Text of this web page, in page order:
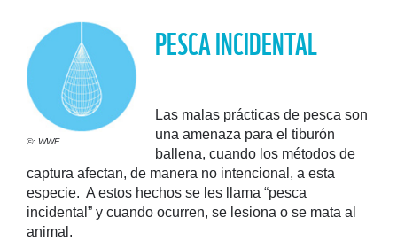
©: WWF
PESCA INCIDENTAL
Las malas prácticas de pesca son
una amenaza para el tiburón
ballena, cuando los métodos de
captura afectan, de manera no intencional, a esta
especie. A estos hechos se les llama “pesca
incidental” y cuando ocurren, se lesiona o se mata al
animal.